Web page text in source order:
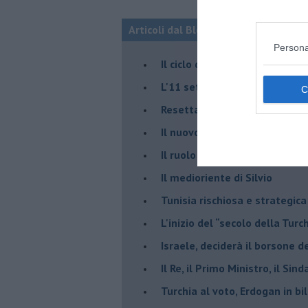
Articoli dal Blog “Fauda e balagan”
Il ciclo della violenza in
L'11 settembre di Israele è
Resettare l’era di Netanyahu
​Il nuovo corso dell’era di
Il ruolo delle diplomazie nei
Il medioriente di Silvio
Tunisia rischiosa e
L'inizio del “secolo della
Israele, deciderà il borsone
Il Re, il Primo Ministro, il
Turchia al voto, Erdogan in